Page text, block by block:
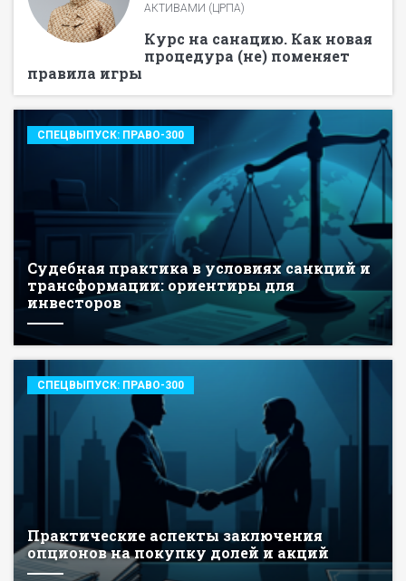
АКТИВАМИ (ЦРПА)
Курс на санацию. Как новая
процедура (не) поменяет
правила игры
СПЕЦВЫПУСК: ПРАВО-300
Судебная практика в условиях санкций и
трансформации: ориентиры для
инвесторов
СПЕЦВЫПУСК: ПРАВО-300
Практические аспекты заключения
опционов на покупку долей и акций